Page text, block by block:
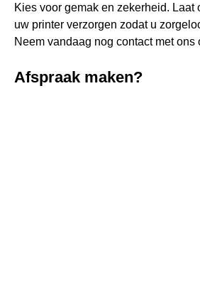
Kies voor gemak en zekerheid. Laat
uw printer verzorgen zodat u
Neem vandaag nog contact met ons
Afspraak maken?